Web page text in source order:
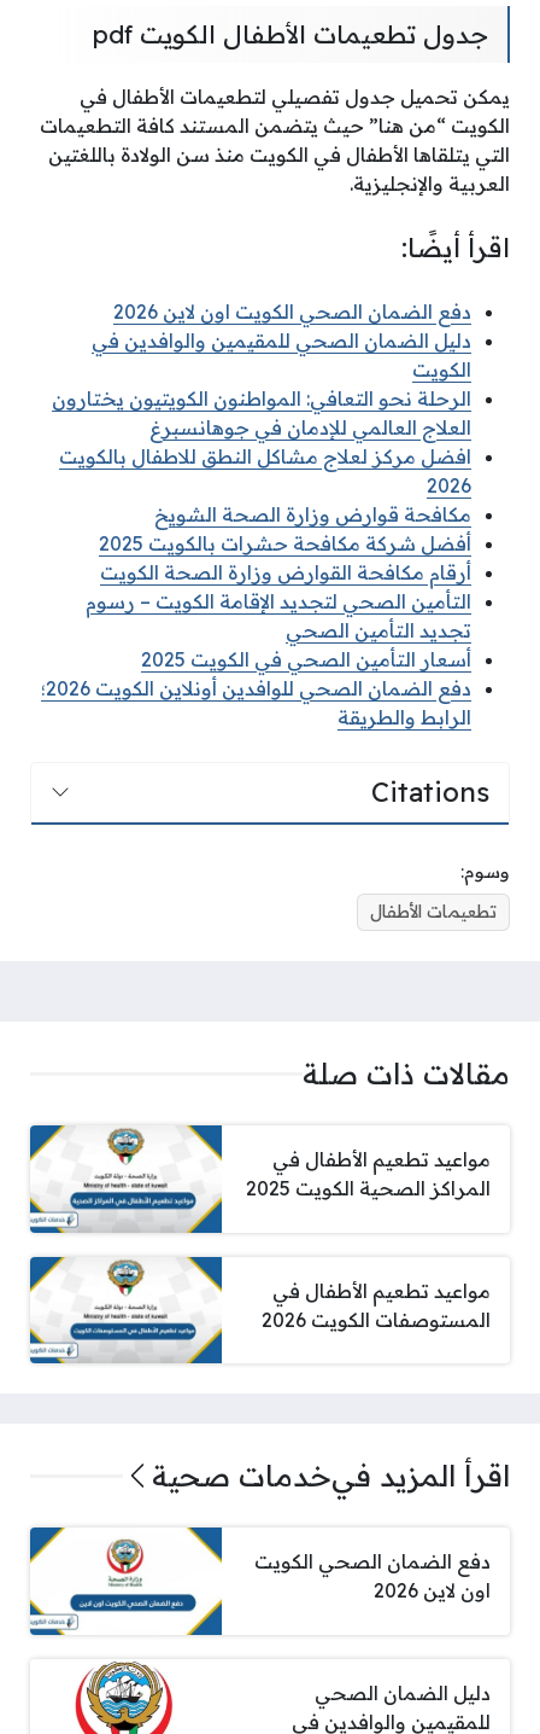
جدول تطعيمات الأطفال الكويت pdf
يمكن تحميل جدول تفصيلي لتطعيمات الأطفال في
الكويت “من هنا” حيث يتضمن المستند كافة التطعيمات
التي يتلقاها الأطفال في الكويت منذ سن الولادة باللغتين
العربية والإنجليزية.
اقرأ أيضًا:
دفع الضمان الصحي الكويت اون لاين 2026
دليل الضمان الصحي للمقيمين والوافدين في
الكويت
الرحلة نحو التعافي: المواطنون الكويتيون يختارون
العلاج العالمي للإدمان في جوهانسبرغ
افضل مركز لعلاج مشاكل النطق للاطفال بالكويت
2026
مكافحة قوارض وزارة الصحة الشويخ
أفضل شركة مكافحة حشرات بالكويت 2025
أرقام مكافحة القوارض وزارة الصحة الكويت
التأمين الصحي لتجديد الإقامة الكويت – رسوم
تجديد التأمين الصحي
أسعار التأمين الصحي في الكويت 2025
دفع الضمان الصحي للوافدين أونلاين الكويت 2026؛
الرابط والطريقة
Citations
وسوم:
تطعيمات الأطفال
مقالات ذات صلة
مواعيد تطعيم الأطفال في
المراكز الصحية الكويت 2025
مواعيد تطعيم الأطفال في
المستوصفات الكويت 2026
اقرأ المزيد فيخدمات صحية
دفع الضمان الصحي الكويت
اون لاين 2026
دليل الضمان الصحي
للمقيمين والوافدين في